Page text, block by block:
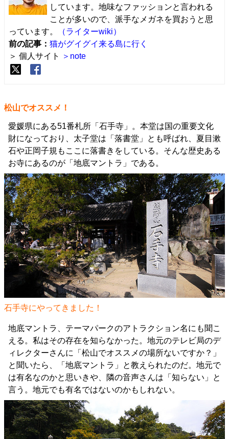
しています。地味なファッションと言われる
ことが多いので、派手なメガネを買おうと思
っています。
（ライターwiki）
前の記事： 猫がグイグイ来る島に行く
＞ 個人サイト
＞note
松山でオススメ！
愛媛県にある51番札所「石手寺」。本堂は国の重要文化
財になっており、太子堂は「落書堂」とも呼ばれ、夏目漱
石や正岡子規もここに落書きをしている。そんな歴史ある
お寺にあるのが「地底マントラ」である。
石手寺にやってきました！
地底マントラ、テーマパークのアトラクション名にも聞こ
える。私はその存在を知らなかった。地元のテレビ局のデ
ィレクターさんに「松山でオススメの場所ないですか？」
と聞いたら、「地底マントラ」と教えられたのだ。地元で
は有名なのかと思いきや、隣の音声さんは「知らない」と
言う。地元でも有名ではないのかもしれない。